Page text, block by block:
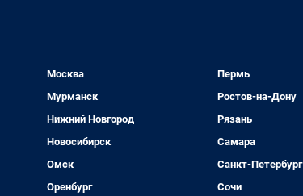
Москва
Мурманск
Нижний Новгород
Новосибирск
Омск
Оренбург
Пермь
Ростов-на-Дону
Рязань
Самара
Санкт-Петербург
Сочи